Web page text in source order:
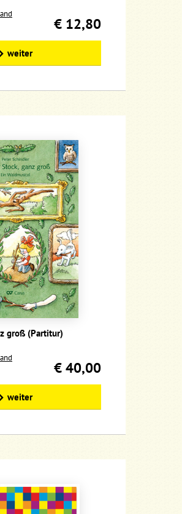
€ 12,80
weiter
groß (Partitur)
€ 40,00
weiter